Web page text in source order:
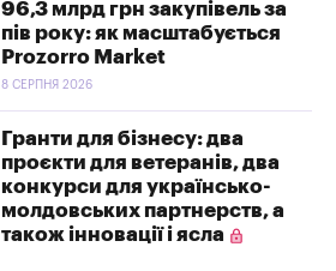
96,3 млрд грн закупівель за
пів року: як масштабується
Prozorro Market
8 СЕРПНЯ 2026
Гранти для бізнесу: два
проєкти для ветеранів, два
конкурси для українсько-
молдовських партнерств, а
також інновації і ясла